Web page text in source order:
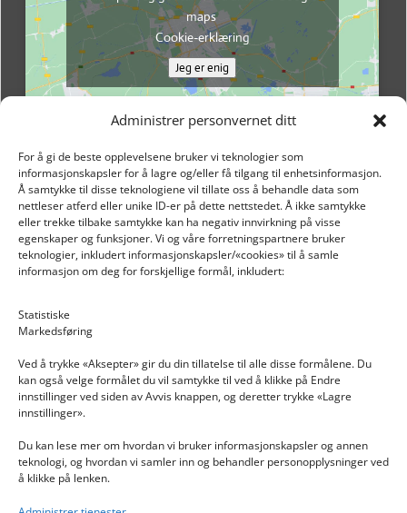
Administrer personvernet ditt
For å gi de beste opplevelsene bruker vi teknologier som
informasjonskapsler for å lagre og/eller få tilgang til enhetsinformasjon.
Å samtykke til disse teknologiene vil tillate oss å behandle data som
nettleser atferd eller unike ID-er på dette nettstedet. Å ikke samtykke
eller trekke tilbake samtykke kan ha negativ innvirkning på visse
egenskaper og funksjoner. Vi og våre forretningspartnere bruker
teknologier, inkludert informasjonskapsler/«cookies» til å samle
informasjon om deg for forskjellige formål, inkludert:
Statistiske
Markedsføring
Ved å trykke «Aksepter» gir du din tillatelse til alle disse formålene. Du
kan også velge formålet du vil samtykke til ved å klikke på Endre
innstillinger ved siden av Avvis knappen, og deretter trykke «Lagre
innstillinger».
Du kan lese mer om hvordan vi bruker informasjonskapsler og annen
teknologi, og hvordan vi samler inn og behandler personopplysninger ved
å klikke på lenken.
maps
Cookie-erklæring
Jeg er enig
INFORMASJON